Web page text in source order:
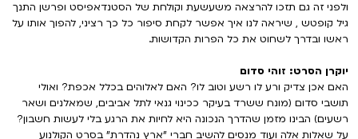
ולפני זה גם תזכו להרצאה משעשעת וקולחת של הסטנדאפיסט ופרשן התנך
גיל קופטש , שיראה לנו איך אפשר לקחת סיפור כל כך רציני, להפוך אותו על
ראשו ובדרך לשחוט את כל הפרות הקדושות.
יוקרן הסרט: זוהי סדום
האם אכן צדיק ורע לו רשע וטוב לו? האם לאלוהים בכלל אכפת? ואולי
תושבי סדום (מונח ששרד בעיקר ככינוי גנאי לתל אביבים, שמאלנים ושאר
רשעים) הבינו מזמן שהדרך הנכונה היא לחיות את הרגע בלי לעשות חשבון?
על שאלות אלה ועוד מנסים להשיב חברי "ארץ נהדרת" בסרט הקולנוע